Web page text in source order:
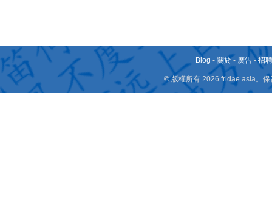
Blog - 關於 - 廣告 -招
© 版權所有 2026 fridae.asia。